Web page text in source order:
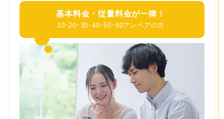
基本料金・従量料金が一律！
10･20･30･40･50･60アンペアの方